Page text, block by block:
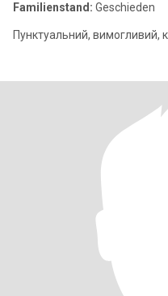
Familienstand: Geschieden
Пунктуальний, вимогливий,